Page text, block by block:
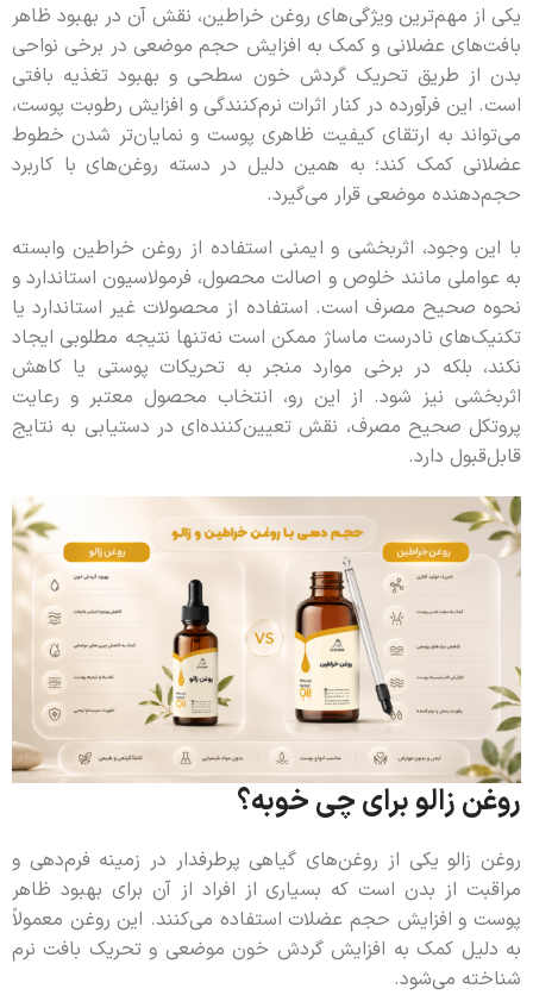
یکی از مهم‌ترین ویژگی‌های روغن خراطین، نقش آن در بهبود ظاهر
بافت‌های عضلانی و کمک به افزایش حجم موضعی در برخی نواحی
بدن از طریق تحریک گردش خون سطحی و بهبود تغذیه بافتی
است. این فرآورده در کنار اثرات نرم‌کنندگی و افزایش رطوبت پوست،
می‌تواند به ارتقای کیفیت ظاهری پوست و نمایان‌تر شدن خطوط
عضلانی کمک کند؛ به همین دلیل در دسته روغن‌های با کاربرد
حجم‌دهنده موضعی قرار می‌گیرد.
با این وجود، اثربخشی و ایمنی استفاده از روغن خراطین وابسته
به عواملی مانند خلوص و اصالت محصول، فرمولاسیون استاندارد و
نحوه صحیح مصرف است. استفاده از محصولات غیر استاندارد یا
تکنیک‌های نادرست ماساژ ممکن است نه‌تنها نتیجه مطلوبی ایجاد
نکند، بلکه در برخی موارد منجر به تحریکات پوستی یا کاهش
اثربخشی نیز شود. از این رو، انتخاب محصول معتبر و رعایت
پروتکل صحیح مصرف، نقش تعیین‌کننده‌ای در دستیابی به نتایج
قابل‌قبول دارد.
روغن زالو برای چی خوبه؟
روغن زالو یکی از روغن‌های گیاهی پرطرفدار در زمینه فرم‌دهی و
مراقبت از بدن است که بسیاری از افراد از آن برای بهبود ظاهر
پوست و افزایش حجم عضلات استفاده می‌کنند. این روغن معمولاً
به دلیل کمک به افزایش گردش خون موضعی و تحریک بافت نرم
شناخته می‌شود.